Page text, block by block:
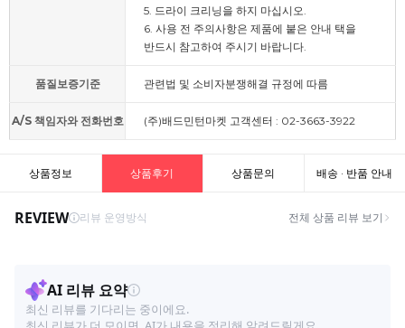
5. 드라이 크리닝을 하지 마십시오.
6. 사용 전 주의사항은 제품에 붙은 안내 택을
반드시 참고하여 주시기 바랍니다.
품질보증기준 관련법 및 소비자분쟁해결 규정에 따름
A/S 책임자와 전화번호 (주)배드민턴마켓 고객센터 : 02-3663-3922
상품정보 상품후기 상품문의 배송 · 반품 안내